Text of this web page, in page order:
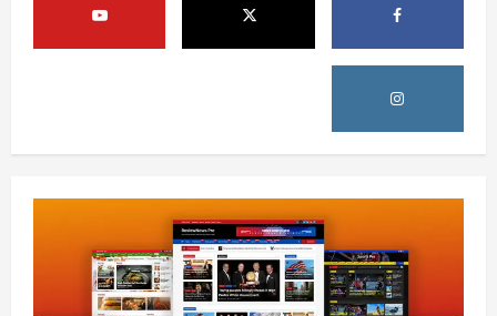
4
ټرمپ : ایران سره خبرې د پوځي اقدام پر ځای
غوره بولي
0
افغانستان
کورنیو چارو وزارت: حیرتان کې د بهرنیو
اسعارو د قاچاق هڅه شنډه شوه